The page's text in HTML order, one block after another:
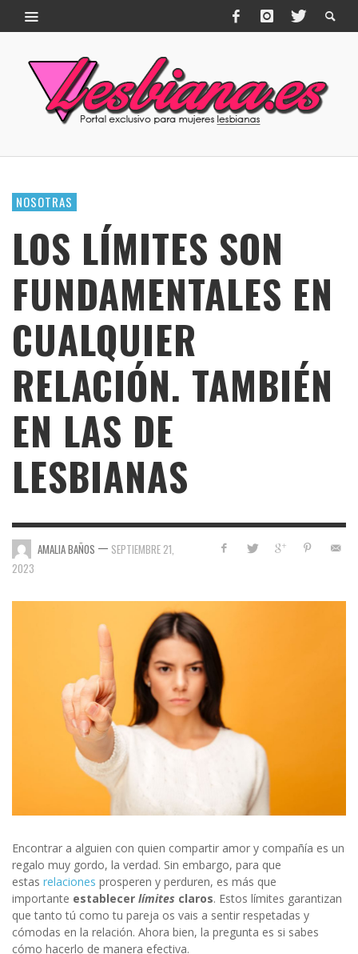
NOSOTRAS
LOS LÍMITES SON
FUNDAMENTALES EN
CUALQUIER
RELACIÓN. TAMBIÉN
EN LAS DE
LESBIANAS
AMALIA BAÑOS — SEPTIEMBRE 21,
2023
Encontrar a alguien con quien compartir amor y compañía es un
regalo muy gordo, la verdad. Sin embargo, para que
estas relaciones prosperen y perduren, es más que
importante establecer límites claros. Estos límites garantizan
que tanto tú como tu pareja os vais a sentir respetadas y
cómodas en la relación. Ahora bien, la pregunta es si sabes
cómo hacerlo de manera efectiva.